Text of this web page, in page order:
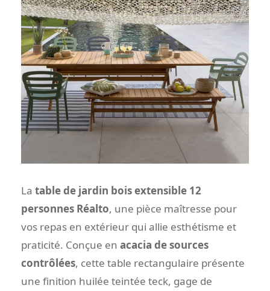
La table de jardin bois extensible 12
personnes Réalto, une pièce maîtresse pour
vos repas en extérieur qui allie esthétisme et
praticité. Conçue en acacia de sources
contrôlées, cette table rectangulaire présente
une finition huilée teintée teck, gage de